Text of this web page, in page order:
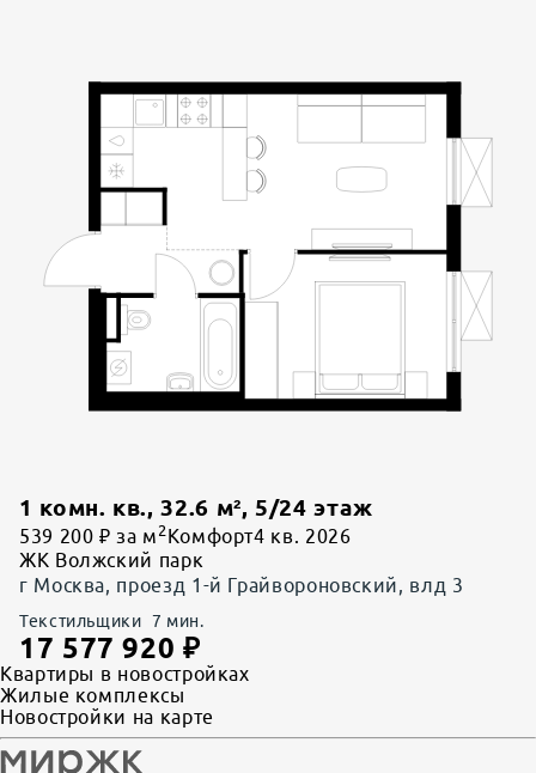
1 комн. кв., 32.6 м², 5/24 этаж
539 200 ₽ за м 2 Комфорт4 кв. 2026
ЖК Волжский парк
г Москва, проезд 1-й Грайвороновский, влд 3
Текстильщики 7 мин.
17 577 920 ₽
Квартиры в новостройках
Жилые комплексы
Новостройки на карте